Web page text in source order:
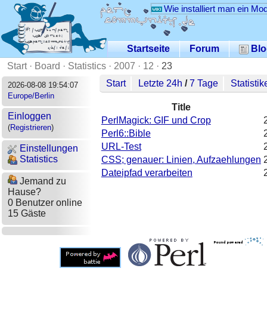
Wie installiert man ein
Startseite Forum
Start· Board · Statistics · 2007 · 12 · 23
2026-08-08 19:54:07
Europe/Berlin
Einloggen
(Registrieren)
Einstellungen
Statistics
Jemand zu
Hause?
0 Benutzer online
15 Gäste
Start Letzte 24h /7 Tage
Title
PerlMagick: GIF und Crop
Perl6::Bible
URL-Test
CSS; genauer: Linien, Aufzaehlungen
Dateipfad verarbeiten